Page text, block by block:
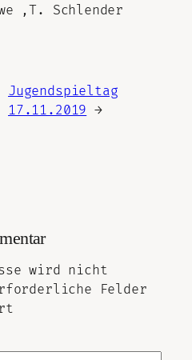
,T. Schlender
Jugendspieltag
17.11.2019 →
wird nicht
Felder